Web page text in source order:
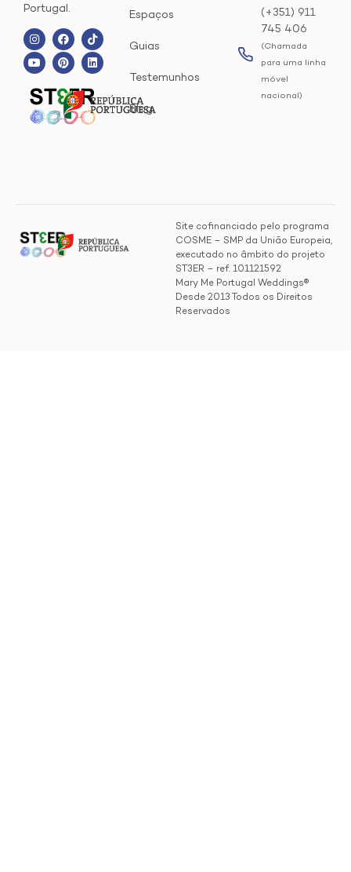
Portugal.
Espaços
Guias
Testemunhos
Blog
(+351) 911
745 406
(Chamada
para uma linha
móvel
nacional)
Site cofinanciado pelo programa
COSME – SMP da União Europeia,
executado no âmbito do projeto
ST3ER – ref. 101121592
Mary Me Portugal Weddings®
Desde 2013 Todos os Direitos
Reservados